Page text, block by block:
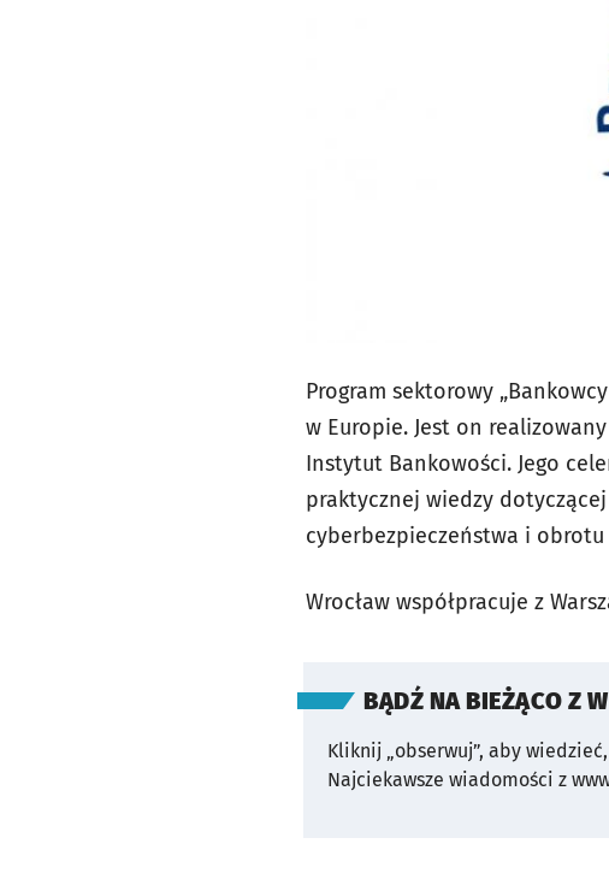
Program sektorowy
w Europie. Jest on
Instytut Bankowości. Jego
praktycznej wiedzy
cyberbezpieczeństwa i
Wrocław współpracuje z
BĄDŹ NA BIEŻĄCO Z
Kliknij „obserwuj”, aby
Najciekawsze wiadomości z